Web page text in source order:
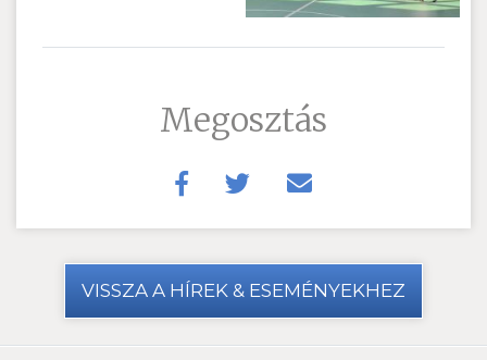
Megosztás
VISSZA A HÍREK & ESEMÉNYEKHEZ